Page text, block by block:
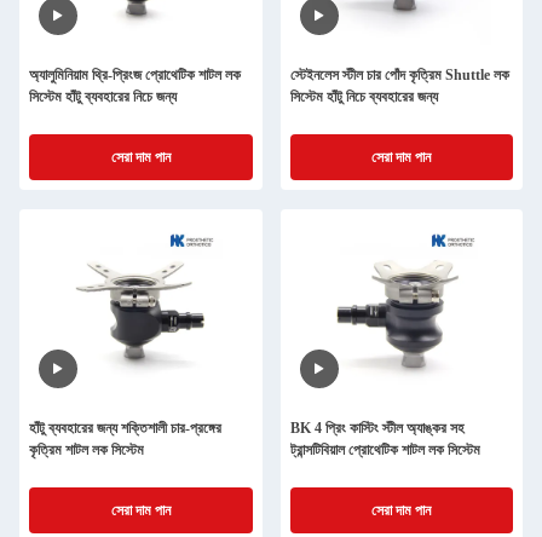
অ্যালুমিনিয়াম থ্রি-প্রিংজ প্রোথেটিক শাটল লক
সিস্টেম হাঁটু ব্যবহারের নিচে জন্য
সেরা দাম পান
স্টেইনলেস স্টীল চার পোঁদ কৃত্রিম Shuttle লক
সিস্টেম হাঁটু নিচে ব্যবহারের জন্য
সেরা দাম পান
হাঁটু ব্যবহারের জন্য শক্তিশালী চার-প্রঙ্গের
কৃত্রিম শাটল লক সিস্টেম
সেরা দাম পান
BK 4 প্রিং কাস্টিং স্টীল অ্যাঙ্কর সহ
ট্রান্সটিবিয়াল প্রোথেটিক শাটল লক সিস্টেম
সেরা দাম পান